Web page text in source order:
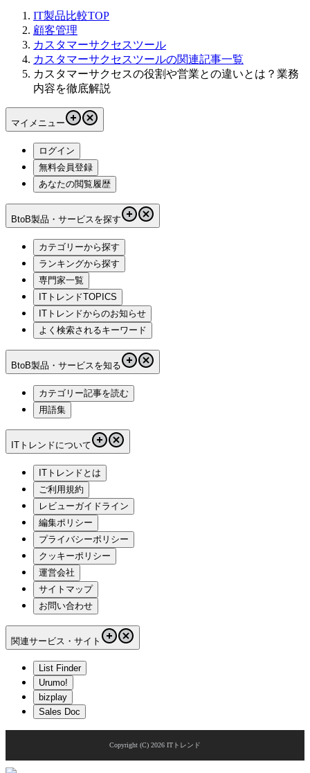
IT製品比較TOP
顧客管理
カスタマーサクセスツール
カスタマーサクセスツールの関連記事一覧
カスタマーサクセスの役割や営業との違いとは？業務
内容を徹底解説
マイメニュー
ログイン
無料会員登録
あなたの閲覧履歴
BtoB製品・サービスを探す
カテゴリーから探す
ランキングから探す
専門家一覧
ITトレンドTOPICS
ITトレンドからのお知らせ
よく検索されるキーワード
BtoB製品・サービスを知る
カテゴリー記事を読む
用語集
ITトレンドについて
ITトレンドとは
ご利用規約
レビューガイドライン
編集ポリシー
プライバシーポリシー
クッキーポリシー
運営会社
サイトマップ
お問い合わせ
関連サービス・サイト
List Finder
Urumo!
bizplay
Sales Doc
Copyright (C) 2026 ITトレンド